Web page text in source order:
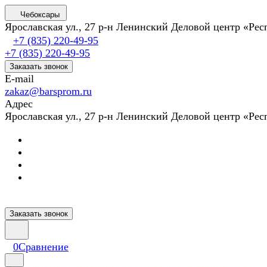
Чебоксары
Ярославская ул., 27 р-н Ленинский Деловой центр
+7 (835) 220-49-95
+7 (835) 220-49-95
Заказать звонок
E-mail
zakaz@barsprom.ru
Адрес
Ярославская ул., 27 р-н Ленинский Деловой центр
Заказать звонок
0Сравнение